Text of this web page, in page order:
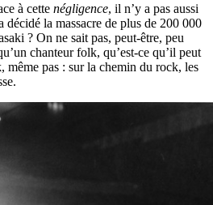
à cette négligence, il n’y a pas aussi
décidé la massacre de plus de 200 000
? On ne sait pas, peut-être, peu
chanteur folk, qu’est-ce qu’il peut
même pas : sur la chemin du rock, les